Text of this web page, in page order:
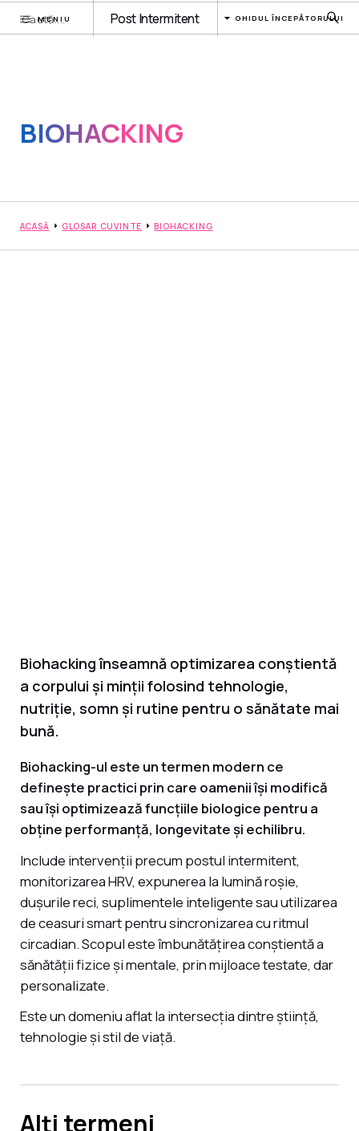
MENIU Post Intermitent GHIDUL ÎNCEPĂTORULUI
BIOHACKING
ACASĂ GLOSAR CUVINTE BIOHACKING
Biohacking înseamnă optimizarea conștientă
a corpului și minții folosind tehnologie,
nutriție, somn și rutine pentru o sănătate mai
bună.
Biohacking-ul este un termen modern ce
definește practici prin care oamenii își modifică
sau își optimizează funcțiile biologice pentru a
obține performanță, longevitate și echilibru.
Include intervenții precum postul intermitent,
monitorizarea HRV, expunerea la lumină roșie,
dușurile reci, suplimentele inteligente sau utilizarea
de ceasuri smart pentru sincronizarea cu ritmul
circadian. Scopul este îmbunătățirea conștientă a
sănătății fizice și mentale, prin mijloace testate, dar
personalizate.
Este un domeniu aflat la intersecția dintre știință,
tehnologie și stil de viață.
Alți termeni